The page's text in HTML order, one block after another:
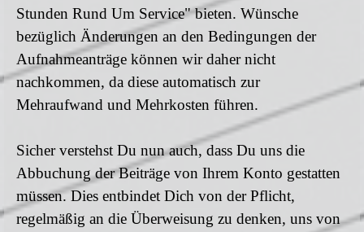
Stunden Rund Um Service" bieten. Wünsche
bezüglich Änderungen an den Bedingungen der
Aufnahmeanträge können wir daher nicht
nachkommen, da diese automatisch zur
Mehraufwand und Mehrkosten führen.
Sicher verstehst Du nun auch, dass Du uns die
Abbuchung der Beiträge von Ihrem Konto gestatten
müssen. Dies entbindet Dich von der Pflicht,
regelmäßig an die Überweisung zu denken, uns von